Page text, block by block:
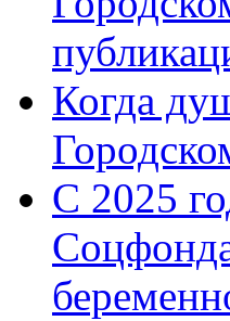
Когда
С 2025